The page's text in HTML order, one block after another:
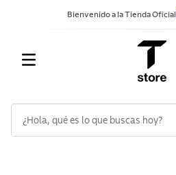
Bienvenido a la Tienda Oficial